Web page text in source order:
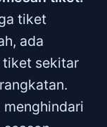
tiket
ada
tiket sekitar